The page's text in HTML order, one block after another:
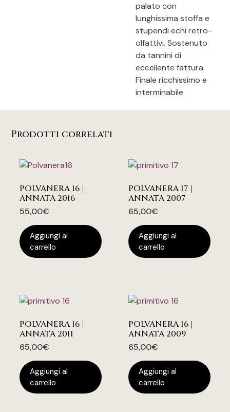
palato con
lunghissima stoffa e
stupendi echi retro-
olfattivi. Sostenuto
da tannini di
eccellente fattura.
Finale ricchissimo e
interminabile
Prodotti correlati
POLVANERA 16 |
ANNATA 2016
55,00€
Aggiungi al
carrello
POLVANERA 17 |
ANNATA 2007
65,00€
Aggiungi al
carrello
POLVANERA 16 |
ANNATA 2011
65,00€
Aggiungi al
carrello
POLVANERA 16 |
ANNATA 2009
65,00€
Aggiungi al
carrello